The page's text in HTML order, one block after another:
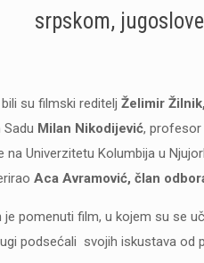
srpskom,
su filmski rediteljŽelimir Žilnik,
Milan Nikodijević,
Univerzitetu Kolumbija u
Aca Avramović, član
pomenuti film, u kojem su se
podsećali svojih iskustava od